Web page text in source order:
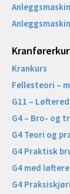
Krankurs
Fellesteori –
G11 –
G4 – Bro- og
G4 Teori og
G4 Praktisk
G4 med
G4